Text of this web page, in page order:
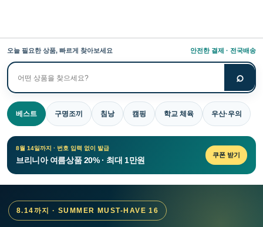
오늘 필요한 상품, 빠르게 찾아보세요 안전한 결제 · 전국배송
상
품
검
색
⌕
베스트 구명조끼 침낭 캠핑 학교 체육 우산·우의
8월 14일까지 · 번호 입력 없이 발급
브리니아 여름상품 20% · 최대 1만원
쿠폰 받기
8.14까지 · SUMMER MUST-HAVE 16